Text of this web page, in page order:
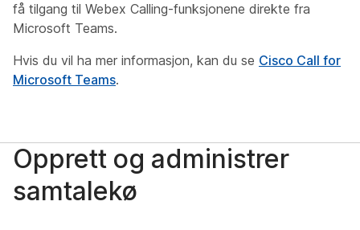
få tilgang til Webex Calling-funksjonene direkte fra
Microsoft Teams.
Hvis du vil ha mer informasjon, kan du se Cisco Call for
Microsoft Teams.
Opprett og administrer
samtalekø